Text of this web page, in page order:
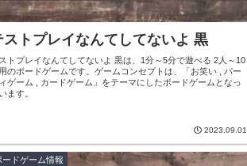
ストプレイなんてしてないよ 黒
トプレイなんてしてないよ 黒は、1分～5分で遊べる 2人～10
のボードゲームです。ゲームコンセプトは、「お笑い , パー
ゲーム , カードゲーム」をテーマにしたボードゲームとなっ
ます。
2023.09.01
ードゲーム情報